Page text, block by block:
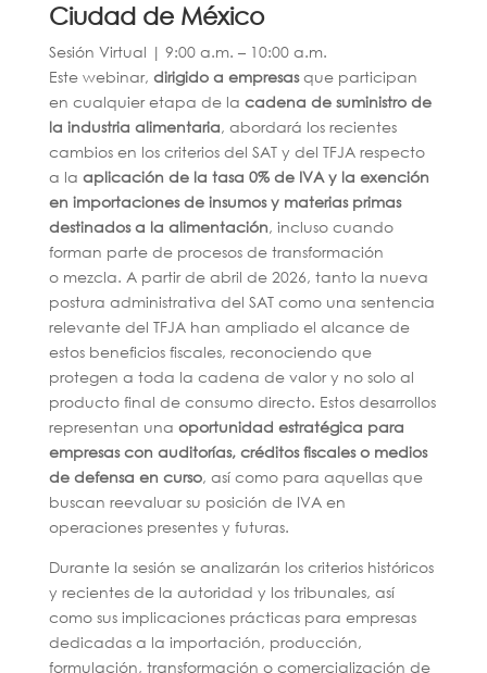
Ciudad de México
Sesión Virtual | 9:00 a.m. – 10:00 a.m.
Este webinar, dirigido a empresasque participan
en cualquier etapa de la cadena de suministro de
la industria alimentaria, abordará los recientes
cambios en los criterios del SAT y del TFJA respecto
a la aplicación de la tasa 0% de IVA y la exención
en importaciones de insumos y materias primas
destinados a la alimentación, incluso cuando
forman parte de procesos de transformación
o mezcla. A partir de abril de 2026, tanto la nueva
postura administrativa del SAT como una sentencia
relevante del TFJA han ampliado el alcance de
estos beneficios fiscales, reconociendo que
protegen a toda la cadena de valor y no solo al
producto final de consumo directo. Estos desarrollos
representan una oportunidad estratégica para
empresas con auditorías, créditos fiscales o medios
de defensa en curso, así como para aquellas que
buscan reevaluar su posición de IVA en
operaciones presentes y futuras.
Durante la sesión se analizarán los criterios históricos
y recientes de la autoridad y los tribunales, así
como sus implicaciones prácticas para empresas
dedicadas a la importación, producción,
formulación, transformación o comercialización de